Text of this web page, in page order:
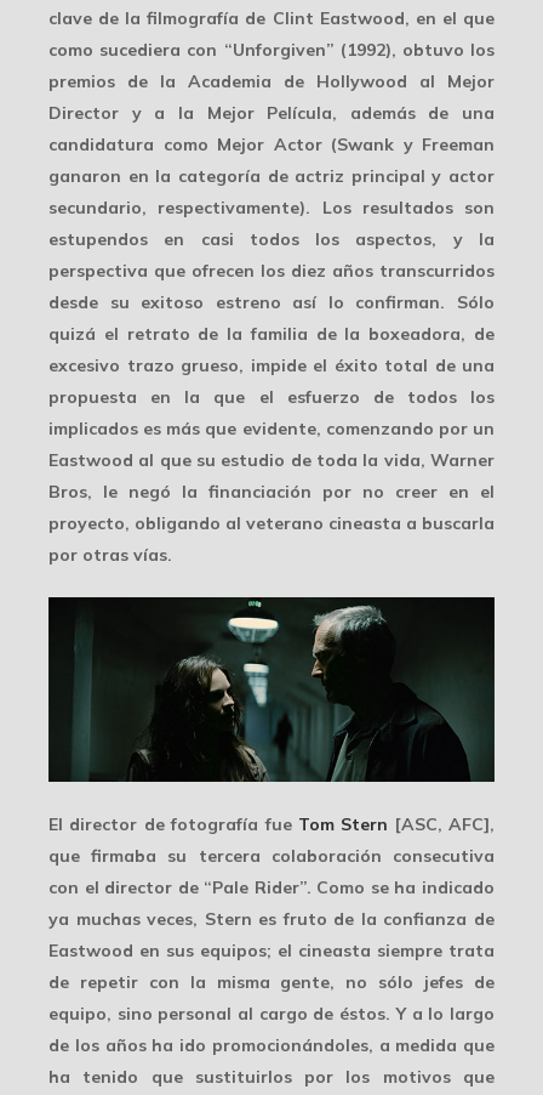
clave de la filmografía de Clint Eastwood, en el que
como sucediera con “Unforgiven” (1992), obtuvo los
premios de la Academia de Hollywood al Mejor
Director y a la Mejor Película, además de una
candidatura como Mejor Actor (Swank y Freeman
ganaron en la categoría de actriz principal y actor
secundario, respectivamente). Los resultados son
estupendos en casi todos los aspectos, y la
perspectiva que ofrecen los diez años transcurridos
desde su exitoso estreno así lo confirman. Sólo
quizá el retrato de la familia de la boxeadora, de
excesivo trazo grueso, impide el éxito total de una
propuesta en la que el esfuerzo de todos los
implicados es más que evidente, comenzando por un
Eastwood al que su estudio de toda la vida, Warner
Bros, le negó la financiación por no creer en el
proyecto, obligando al veterano cineasta a buscarla
por otras vías.
El director de fotografía fue Tom Stern [ASC, AFC],
que firmaba su tercera colaboración consecutiva
con el director de “Pale Rider”. Como se ha indicado
ya muchas veces, Stern es fruto de la confianza de
Eastwood en sus equipos; el cineasta siempre trata
de repetir con la misma gente, no sólo jefes de
equipo, sino personal al cargo de éstos. Y a lo largo
de los años ha ido promocionándoles, a medida que
ha tenido que sustituirlos por los motivos que